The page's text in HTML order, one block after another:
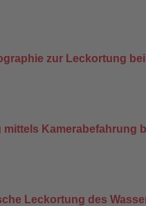
zur Leckortung
mittels Kamerabefahrung
Leckortung des